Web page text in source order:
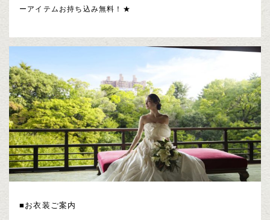
ーアイテムお持ち込み無料！★
■お衣装ご案内